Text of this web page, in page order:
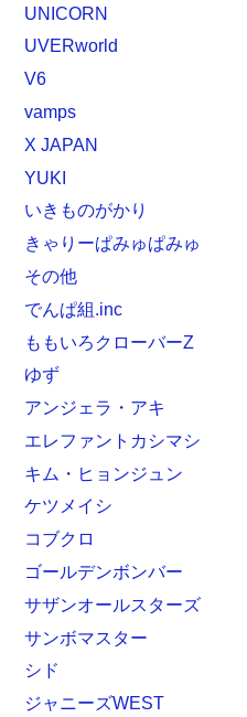
UNICORN
UVERworld
V6
vamps
X JAPAN
YUKI
いきものがかり
きゃりーぱみゅぱみゅ
その他
でんぱ組.inc
ももいろクローバーZ
ゆず
アンジェラ・アキ
エレファントカシマシ
キム・ヒョンジュン
ケツメイシ
コブクロ
ゴールデンボンバー
サザンオールスターズ
サンボマスター
シド
ジャニーズWEST